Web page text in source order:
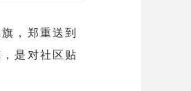
，郑重送到
是对社区贴